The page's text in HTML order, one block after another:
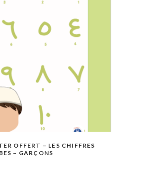
VOIR
LA SUITE
OFFERT – LES CHIFFRES
– GARÇONS